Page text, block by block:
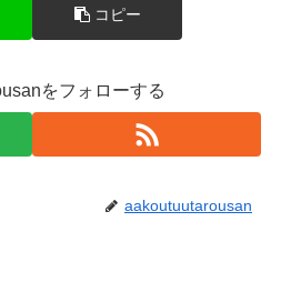
コピー
をフォローする
aakoutuutarousan